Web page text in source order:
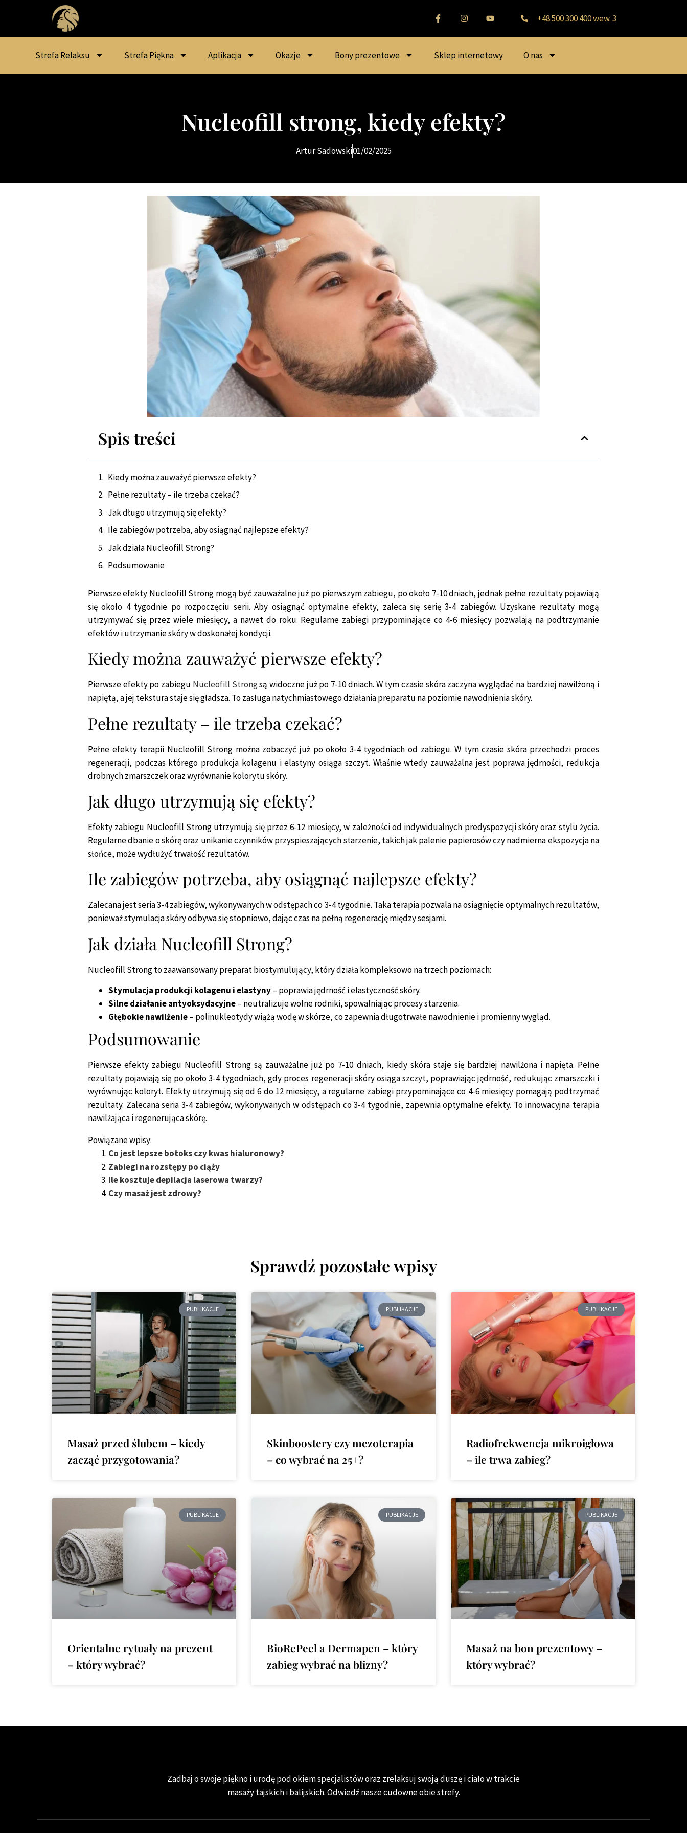
+48 500 300 400 wew. 3
Strefa Relaksu Strefa Piękna Aplikacja Okazje Bony prezentowe Sklep internetowy O nas
Nucleofill strong, kiedy efekty?
Artur Sadowski01/02/2025
Spis treści
Kiedy można zauważyć pierwsze efekty?
Pełne rezultaty – ile trzeba czekać?
Jak długo utrzymują się efekty?
Ile zabiegów potrzeba, aby osiągnąć najlepsze efekty?
Jak działa Nucleofill Strong?
Podsumowanie
Pierwsze efekty Nucleofill Strong mogą być zauważalne już po pierwszym zabiegu, po około 7-10 dniach, jednak pełne rezultaty pojawiają
się około 4 tygodnie po rozpoczęciu serii. Aby osiągnąć optymalne efekty, zaleca się serię 3-4 zabiegów. Uzyskane rezultaty mogą
utrzymywać się przez wiele miesięcy, a nawet do roku. Regularne zabiegi przypominające co 4-6 miesięcy pozwalają na podtrzymanie
efektów i utrzymanie skóry w doskonałej kondycji.
Kiedy można zauważyć pierwsze efekty?
Pierwsze efekty po zabiegu Nucleofill Strongsą widoczne już po 7-10 dniach. W tym czasie skóra zaczyna wyglądać na bardziej nawilżoną i
napiętą, a jej tekstura staje się gładsza. To zasługa natychmiastowego działania preparatu na poziomie nawodnienia skóry.
Pełne rezultaty – ile trzeba czekać?
Pełne efekty terapii Nucleofill Strong można zobaczyć już po około 3-4 tygodniach od zabiegu. W tym czasie skóra przechodzi proces
regeneracji, podczas którego produkcja kolagenu i elastyny osiąga szczyt. Właśnie wtedy zauważalna jest poprawa jędrności, redukcja
drobnych zmarszczek oraz wyrównanie kolorytu skóry.
Jak długo utrzymują się efekty?
Efekty zabiegu Nucleofill Strong utrzymują się przez 6-12 miesięcy, w zależności od indywidualnych predyspozycji skóry oraz stylu życia.
Regularne dbanie o skórę oraz unikanie czynników przyspieszających starzenie, takich jak palenie papierosów czy nadmierna ekspozycja na
słońce, może wydłużyć trwałość rezultatów.
Ile zabiegów potrzeba, aby osiągnąć najlepsze efekty?
Zalecana jest seria 3-4 zabiegów, wykonywanych w odstępach co 3-4 tygodnie. Taka terapia pozwala na osiągnięcie optymalnych rezultatów,
ponieważ stymulacja skóry odbywa się stopniowo, dając czas na pełną regenerację między sesjami.
Jak działa Nucleofill Strong?
Nucleofill Strong to zaawansowany preparat biostymulujący, który działa kompleksowo na trzech poziomach:
Stymulacja produkcji kolagenu i elastyny– poprawia jędrność i elastyczność skóry.
Silne działanie antyoksydacyjne– neutralizuje wolne rodniki, spowalniając procesy starzenia.
Głębokie nawilżenie– polinukleotydy wiążą wodę w skórze, co zapewnia długotrwałe nawodnienie i promienny wygląd.
Podsumowanie
Pierwsze efekty zabiegu Nucleofill Strong są zauważalne już po 7-10 dniach, kiedy skóra staje się bardziej nawilżona i napięta. Pełne
rezultaty pojawiają się po około 3-4 tygodniach, gdy proces regeneracji skóry osiąga szczyt, poprawiając jędrność, redukując zmarszczki i
wyrównując koloryt. Efekty utrzymują się od 6 do 12 miesięcy, a regularne zabiegi przypominające co 4-6 miesięcy pomagają podtrzymać
rezultaty. Zalecana seria 3-4 zabiegów, wykonywanych w odstępach co 3-4 tygodnie, zapewnia optymalne efekty. To innowacyjna terapia
nawilżająca i regenerująca skórę.
Powiązane wpisy:
Co jest lepsze botoks czy kwas hialuronowy?
Zabiegi na rozstępy po ciąży
Ile kosztuje depilacja laserowa twarzy?
Czy masaż jest zdrowy?
Sprawdź pozostałe wpisy
PUBLIKACJE
Masaż przed ślubem – kiedy
zacząć przygotowania?
PUBLIKACJE
Skinboostery czy mezoterapia
– co wybrać na 25+?
PUBLIKACJE
Radiofrekwencja mikroigłowa
– ile trwa zabieg?
PUBLIKACJE
Orientalne rytuały na prezent
– który wybrać?
PUBLIKACJE
BioRePeel a Dermapen – który
zabieg wybrać na blizny?
PUBLIKACJE
Masaż na bon prezentowy –
który wybrać?
Zadbaj o swoje piękno i urodę pod okiem specjalistów oraz zrelaksuj swoją duszę i ciało w trakcie
masaży tajskich i balijskich. Odwiedź nasze cudowne obie strefy.